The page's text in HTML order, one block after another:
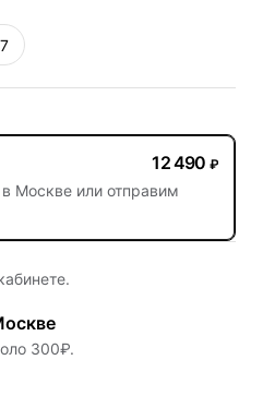
12 490 ₽
Москве или отправим
300₽.